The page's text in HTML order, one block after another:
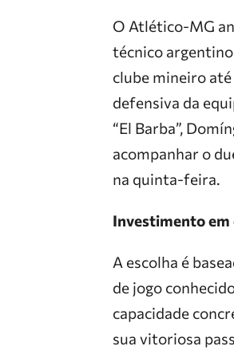
O Atlético-MG
técnico
clube mineiro
defensiva da
“El Barba”,
acompanhar o
na quinta-feira.
Investimento em
A escolha é
de jogo
capacidade
sua vitoriosa